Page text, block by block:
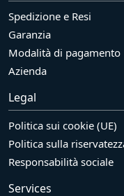
Spedizione e Resi
Garanzia
Modalità di pagamento
Azienda
Legal
Politica sui cookie (UE)
Politica sulla
Responsabilità sociale
Services